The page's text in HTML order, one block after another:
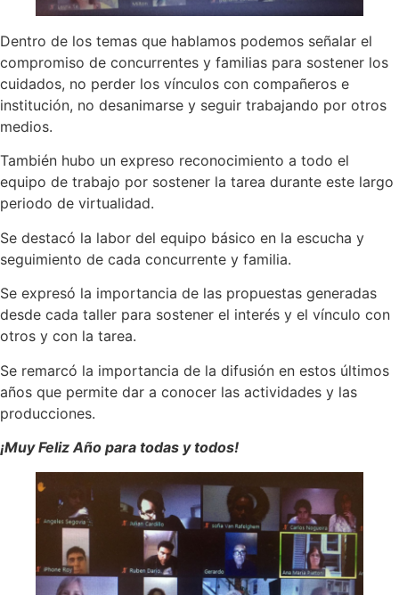
Dentro de los temas que hablamos podemos señalar el
compromiso de concurrentes y familias para sostener los
cuidados, no perder los vínculos con compañeros e
institución, no desanimarse y seguir trabajando por otros
medios.
También hubo un expreso reconocimiento a todo el
equipo de trabajo por sostener la tarea durante este largo
periodo de virtualidad.
Se destacó la labor del equipo básico en la escucha y
seguimiento de cada concurrente y familia.
Se expresó la importancia de las propuestas generadas
desde cada taller para sostener el interés y el vínculo con
otros y con la tarea.
Se remarcó la importancia de la difusión en estos últimos
años que permite dar a conocer las actividades y las
producciones.
¡Muy Feliz Año para todas y todos!